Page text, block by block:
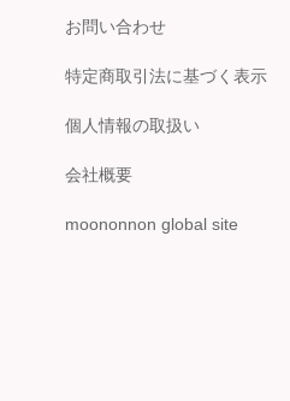
奈良県生駒市谷田町
店舗詳細へ
西武渋谷店
2026.08.4 ～ 2026.08.31
お問い合わせ
特定商取引法に基づく表示
個人情報の取扱い
会社概要
moononnon global site